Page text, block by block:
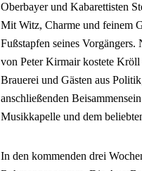
Oberbayer und Kabarettisten
Mit Witz, Charme und feinem
Fußstapfen seines
von Peter Kirmair kostete Kröll
Brauerei und Gästen aus
anschließenden
Musikkapelle und dem
In den kommenden drei